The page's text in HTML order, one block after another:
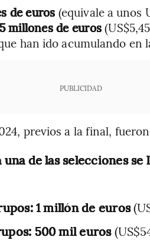
de euros (equivale a unos
millones de euros
han ido acumulando en
PUBLICIDAD
previos a la final,
de las selecciones
1 millón de euros
500 mil euros